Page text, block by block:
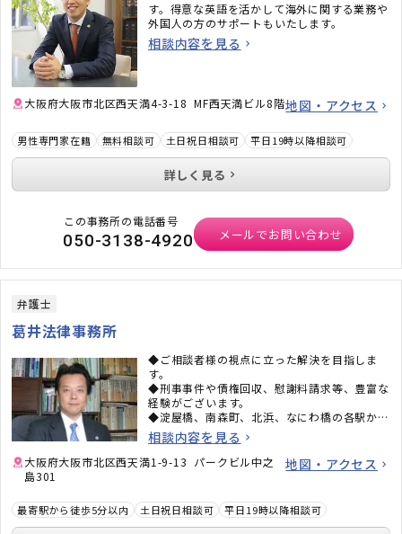
す。得意な英語を活かして海外に関する業務や
外国人の方のサポートもいたします。
相談内容を見る
大阪府大阪市北区西天満4-3-18 MF西天満ビル8階地図・アクセス
男性専門家在籍 無料相談可 土日祝日相談可 平日19時以降相談可
詳しく見る
この事務所の電話番号
050-3138-4920 メールでお問い合わせ
弁護士
葛井法律事務所
◆ご相談者様の視点に立った解決を目指しま
す。
◆刑事事件や債権回収、慰謝料請求等、豊富な
経験がございます。
◆淀屋橋、南森町、北浜、なにわ橋の各駅から
アクセスしやすい場所にございます。
相談内容を見る
大阪府大阪市北区西天満1-9-13 パークビル中之
島301
地図・アクセス
最寄駅から徒歩5分以内 土日祝日相談可 平日19時以降相談可